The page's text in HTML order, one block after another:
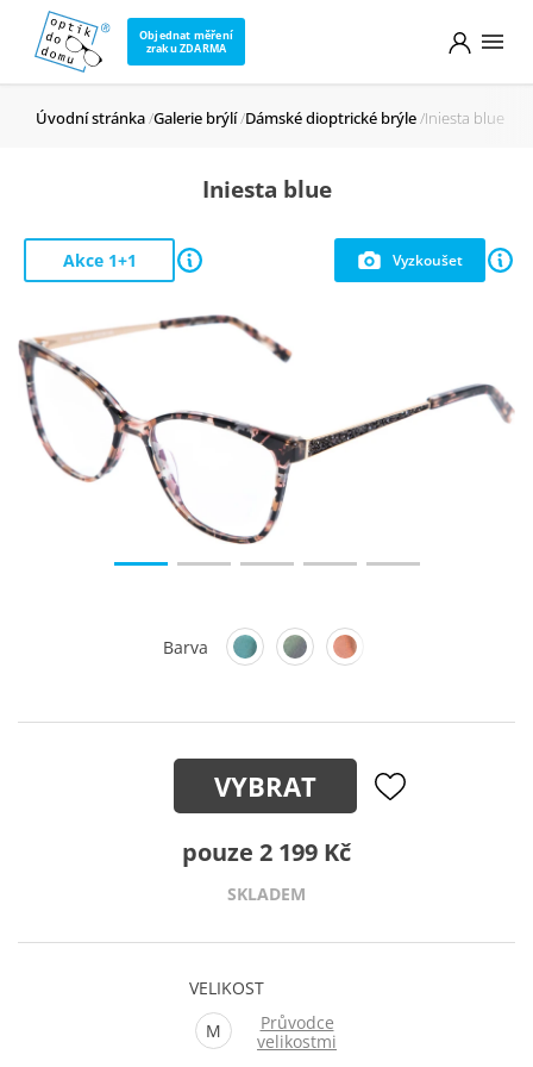
Objednat měření
zraku ZDARMA
Úvodní stránka Galerie brýlí Dámské dioptrické brýle Iniesta blue
Iniesta blue
Vyzkoušet
Akce 1+1
Barva
VYBRAT
pouze 2 199 Kč
SKLADEM
VELIKOST
M
Průvodce
velikostmi